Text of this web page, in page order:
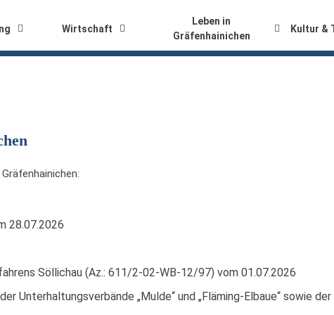
Wirtschaft
Leben in
Gräfenhainichen
Kultur &
28.07.2026
Söllichau (Az.: 611/2-02-WB-12/97) vom 01.07.2026
Unterhaltungsverbände „Mulde“ und „Fläming-Elbaue“ sowie